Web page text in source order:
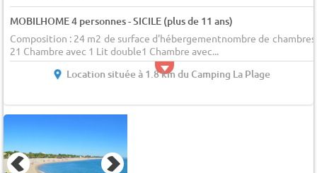
MOBILHOME 4 personnes - SICILE (plus de 11 ans)
Composition : 24 m2 de surface d'hébergementnombre de chambres
21 Chambre avec 1 Lit double1 Chambre avec...
Location située à 1.8 km du Camping La Plage